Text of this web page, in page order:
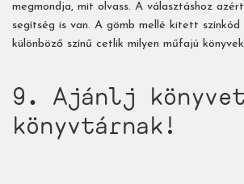
megmondja, mit olvass. A választáshoz
segítség is van. A gömb mellé kitett
különböző színű cetlik milyen műfajú
9. Ajánlj
könyvtárnak!